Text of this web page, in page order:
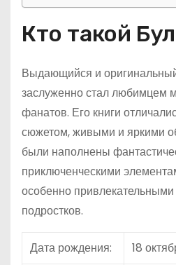
Кто такой
Выдающийся и
заслуженно стал любимцем
фанатов. Его книги
сюжетом, живыми и яркими
были наполнены
приключенческими
особенно привлекательными
подростков.
Дата рождения:
18